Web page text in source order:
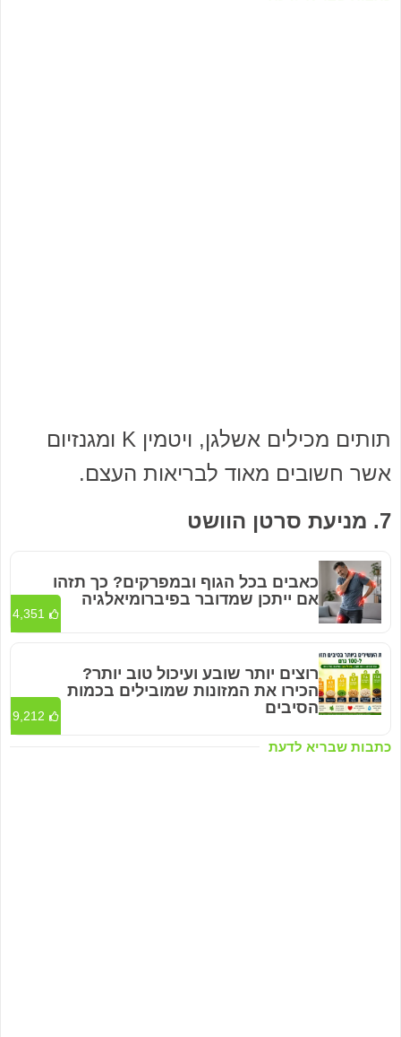
תותים מכילים אשלגן, ויטמין K ומגנזיום
אשר חשובים מאוד לבריאות העצם.
7. מניעת סרטן הוושט
כתבות שבריא לדעת
כאבים בכל הגוף ובמפרקים? כך תזהו
אם ייתכן שמדובר בפיברומיאלגיה
4,351
רוצים יותר שובע ועיכול טוב יותר?
הכירו את המזונות שמובילים בכמות
הסיבים
9,212